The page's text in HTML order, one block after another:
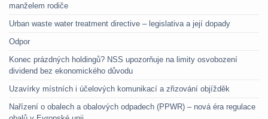
manželem rodiče
Urban waste water treatment directive – legislativa a její dopady
Odpor
Konec prázdných holdingů? NSS upozorňuje na limity osvobození
dividend bez ekonomického důvodu
Uzavírky místních i účelových komunikací a zřizování objížděk
Nařízení o obalech a obalových odpadech (PPWR) – nová éra regulace